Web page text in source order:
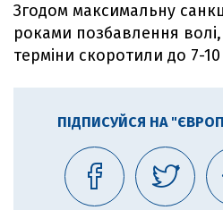
Згодом максимальну
роками позбавлення
терміни скоротили до 7-10
ПІДПИСУЙСЯ НА